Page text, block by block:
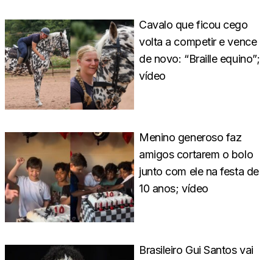
Cavalo que ficou cego
volta a competir e vence
de novo: “Braille equino”;
vídeo
Menino generoso faz
amigos cortarem o bolo
junto com ele na festa de
10 anos; vídeo
Brasileiro Gui Santos vai